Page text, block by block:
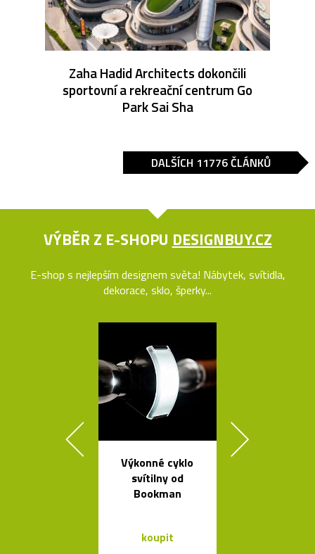
Zaha Hadid Architects dokončili
sportovní a rekreační centrum Go
Park Sai Sha
DALŠÍCH 11776 ČLÁNKŮ
VÝBĚR Z E-SHOPU DESIGNBUY.CZ
E-shop s nejlepším designem světa! Nábytek, svítidla,
dekorace, sklo, šperky...
Výkonné cyklo
svítilny od
Bookman
koupit